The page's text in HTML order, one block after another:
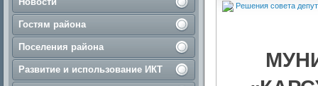
Гостям района
Поселения района
Развитие и использование ИКТ
Решения совета